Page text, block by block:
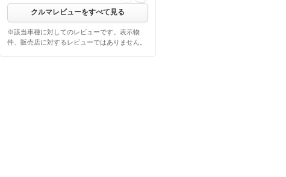
クルマレビューをすべて見る
※該当車種に対してのレビューです。表示物
件、販売店に対するレビューではありません。